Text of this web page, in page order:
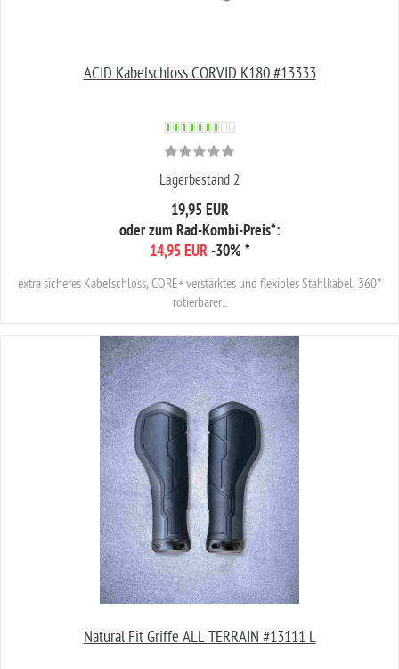
ACID Kabelschloss CORVID K180 #13333
Lagerbestand 2
19,95 EUR
oder zum Rad-Kombi-Preis*:
14,95 EUR -30%*
extra sicheres Kabelschloss, CORE+ verstärktes und flexibles Stahlkabel, 360°
rotierbarer...
Natural Fit Griffe ALL TERRAIN #13111 L